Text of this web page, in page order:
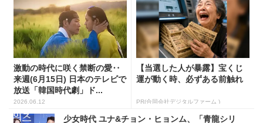
激動の時代に咲く禁断の愛‥
来週(6月15日) 日本のテレビで
放送「韓国時代劇」ド...
2026.06.12
【当選した人が暴露】宝くじ
運が動く時、必ずある前触れ
PR(合同会社デジタルファーム )
少女時代 ユナ&チョン・ヒョンム、「青龍シリ